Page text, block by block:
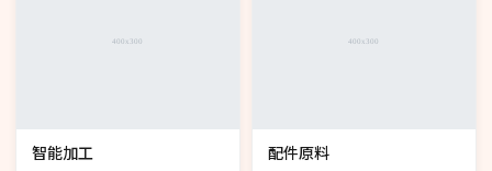
智能加工 配件原料